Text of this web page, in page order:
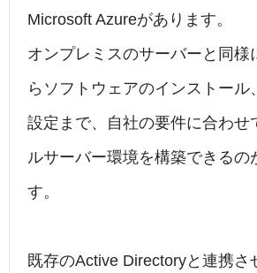
Microsoft Azureがあります。
オンプレミスのサーバーと同様
らソフトウェアのインストール
設定まで、自社の要件に合わせ
ルサーバー環境を構築できるの
す。
既存のActive Directoryと連携さ